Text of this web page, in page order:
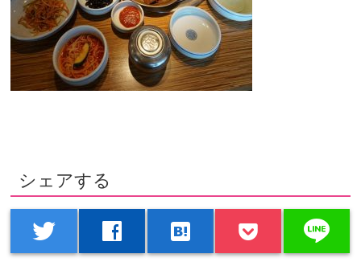
シェアする
twitter facebook hatenabookmark line